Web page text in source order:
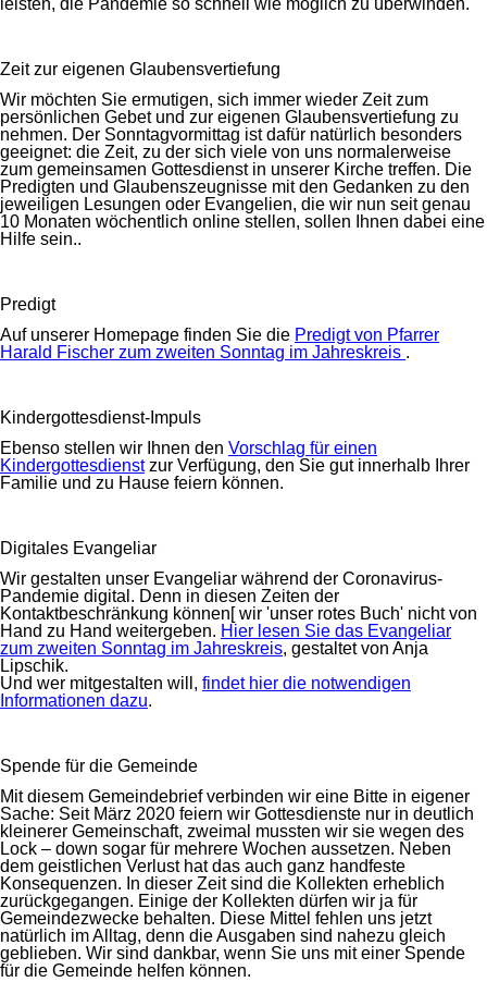
leisten, die Pandemie so schnell wie möglich zu überwinden.
Zeit zur eigenen Glaubensvertiefung
Wir möchten Sie ermutigen, sich immer wieder Zeit zum
persönlichen Gebet und zur eigenen Glaubensvertiefung zu
nehmen. Der Sonntagvormittag ist dafür natürlich besonders
geeignet: die Zeit, zu der sich viele von uns normalerweise
zum gemeinsamen Gottesdienst in unserer Kirche treffen. Die
Predigten und Glaubenszeugnisse mit den Gedanken zu den
jeweiligen Lesungen oder Evangelien, die wir nun seit genau
10 Monaten wöchentlich online stellen, sollen Ihnen dabei eine
Hilfe sein..
Predigt
Auf unserer Homepage finden Sie die Predigt von Pfarrer
Harald Fischer zum zweiten Sonntag im Jahreskreis .
Kindergottesdienst-Impuls
Ebenso stellen wir Ihnen den Vorschlag für einen
Kindergottesdienstzur Verfügung, den Sie gut innerhalb Ihrer
Familie und zu Hause feiern können.
Digitales Evangeliar
Wir gestalten unser Evangeliar während der Coronavirus-
Pandemie digital. Denn in diesen Zeiten der
Kontaktbeschränkung können[ wir 'unser rotes Buch' nicht von
Hand zu Hand weitergeben. Hier lesen Sie das Evangeliar
zum zweiten Sonntag im Jahreskreis, gestaltet von Anja
Lipschik.
Und wer mitgestalten will, findet hier die notwendigen
Informationen dazu.
Spende für die Gemeinde
Mit diesem Gemeindebrief verbinden wir eine Bitte in eigener
Sache: Seit März 2020 feiern wir Gottesdienste nur in deutlich
kleinerer Gemeinschaft, zweimal mussten wir sie wegen des
Lock – down sogar für mehrere Wochen aussetzen. Neben
dem geistlichen Verlust hat das auch ganz handfeste
Konsequenzen. In dieser Zeit sind die Kollekten erheblich
zurückgegangen. Einige der Kollekten dürfen wir ja für
Gemeindezwecke behalten. Diese Mittel fehlen uns jetzt
natürlich im Alltag, denn die Ausgaben sind nahezu gleich
geblieben. Wir sind dankbar, wenn Sie uns mit einer Spende
für die Gemeinde helfen können.